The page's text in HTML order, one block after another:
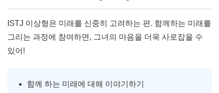
ISTJ 이상형은 미래를 신중히 고려하는 편. 함께하는 미래를
그리는 과정에 참여하면, 그녀의 마음을 더욱 사로잡을 수
있어!
함께 하는 미래에 대해 이야기하기